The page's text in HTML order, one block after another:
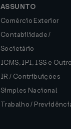
ASSUNTO
Comércio Exterior
Contabilidade /
Societário
ICMS, IPI, ISS e
IR / Contribuições
Simples Nacional
Trabalho /